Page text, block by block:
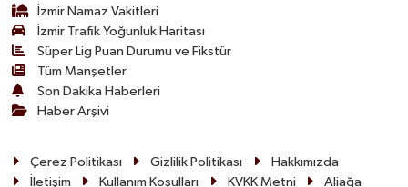
İzmir Namaz Vakitleri
İzmir Trafik Yoğunluk Haritası
Süper Lig Puan Durumu ve Fikstür
Tüm Manşetler
Son Dakika Haberleri
Haber Arşivi
Çerez Politikası Gizlilik Politikası
Hakkımızda
İletişim
Kullanım Koşulları KVKK Metni Aliağa